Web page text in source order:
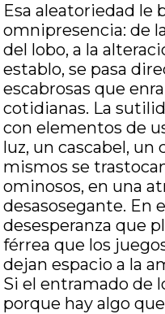
Esa aleatoriedad le
omnipresencia: de
del lobo, a la
establo, se pasa
escabrosas que
cotidianas. La
con elementos de
luz, un cascabel, un
mismos se
ominosos, en una
desasosegante. En
desesperanza que
férrea que los
dejan espacio a la
Si el entramado de
porque hay algo